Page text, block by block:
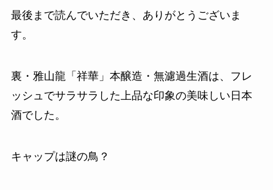
最後まで読んでいただき、ありがとうございま
す。
裏・雅山龍「祥華」本醸造・無濾過生酒は、フレ
ッシュでサラサラした上品な印象の美味しい日本
酒でした。
キャップは謎の鳥？